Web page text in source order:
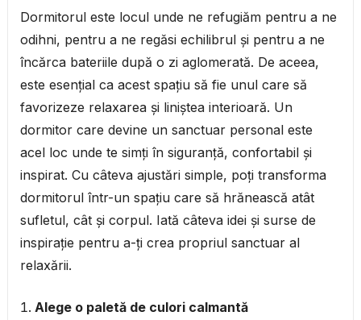
Dormitorul este locul unde ne refugiăm pentru a ne
odihni, pentru a ne regăsi echilibrul și pentru a ne
încărca bateriile după o zi aglomerată. De aceea,
este esențial ca acest spațiu să fie unul care să
favorizeze relaxarea și liniștea interioară. Un
dormitor care devine un sanctuar personal este
acel loc unde te simți în siguranță, confortabil și
inspirat. Cu câteva ajustări simple, poți transforma
dormitorul într-un spațiu care să hrănească atât
sufletul, cât și corpul. Iată câteva idei și surse de
inspirație pentru a-ți crea propriul sanctuar al
relaxării.
Alege o paletă de culori calmantă